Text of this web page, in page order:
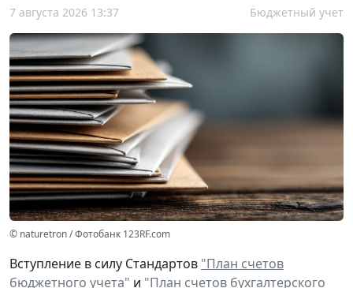
7 августа 2026 13:37 Бюджетный учет
© naturetron / Фотобанк 123RF.com
Вступление в силу Стандартов "План счетов
бюджетного учета" и "План счетов бухгалтерского